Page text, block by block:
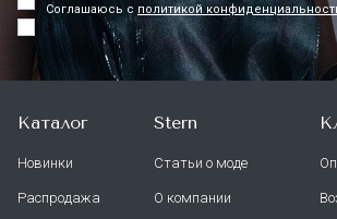
Соглашаюсь с политикой
Каталог
Новинки
Распродажа
Stern
Статьи о моде
О компании